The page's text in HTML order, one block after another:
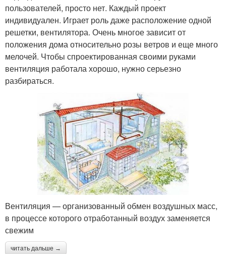
пользователей, просто нет. Каждый проект
индивидуален. Играет роль даже расположение одной
решетки, вентилятора. Очень многое зависит от
положения дома относительно розы ветров и еще много
мелочей. Чтобы спроектированная своими руками
вентиляция работала хорошо, нужно серьезно
разбираться.
Вентиляция — организованный обмен воздушных масс,
в процессе которого отработанный воздух заменяется
свежим
читать дальше →